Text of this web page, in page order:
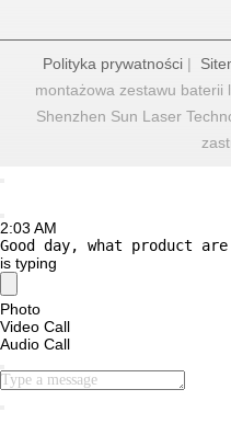
Polityka prywatności |
montażowa zestawu baterii
Shenzhen Sun Laser